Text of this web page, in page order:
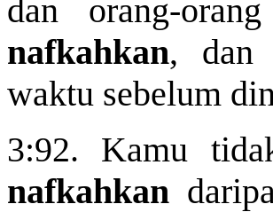
dan orang-
nafkahkan, dan
waktu sebelum
3:92. Kamu
nafkahkan